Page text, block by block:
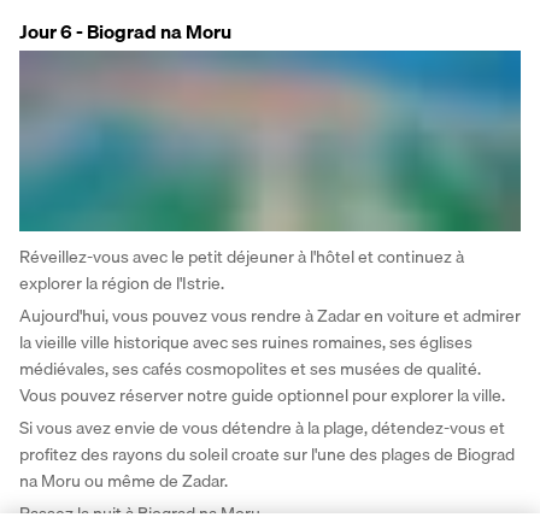
Jour 6 - Biograd na Moru
Réveillez-vous avec le petit déjeuner à l'hôtel et continuez à
explorer la région de l'Istrie.
Aujourd'hui, vous pouvez vous rendre à Zadar en voiture et admirer
la vieille ville historique avec ses ruines romaines, ses églises
médiévales, ses cafés cosmopolites et ses musées de qualité.
Vous pouvez réserver notre guide optionnel pour explorer la ville.
Si vous avez envie de vous détendre à la plage, détendez-vous et
profitez des rayons du soleil croate sur l'une des plages de Biograd
na Moru ou même de Zadar.
Passez la nuit à Biograd na Moru.